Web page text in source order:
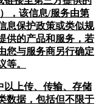
，该信息/服务由第
息保护政策或类似规
供的产品和服务，若
您与服务商另行确定
等。
以上传、传输、存储
数据，包括但不限于